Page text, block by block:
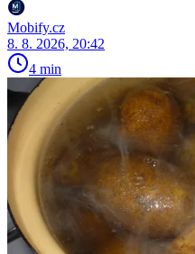
Mobify.cz
8. 8. 2026, 20:42
4 min